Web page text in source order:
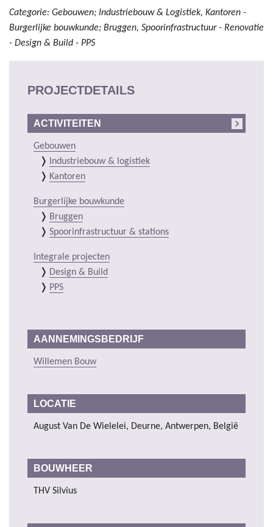
Categorie: Gebouwen; Industriebouw & Logistiek, Kantoren -
Burgerlijke bouwkunde; Bruggen, Spoorinfrastructuur - Renovatie
- Design & Build - PPS
PROJECTDETAILS
ACTIVITEITEN
Gebouwen
Industriebouw & logistiek
Kantoren
Burgerlijke bouwkunde
Bruggen
Spoorinfrastructuur & stations
Integrale projecten
Design & Build
PPS
AANNEMINGSBEDRIJF
Willemen Bouw
LOCATIE
August Van De Wielelei, Deurne, Antwerpen, België
BOUWHEER
THV Silvius